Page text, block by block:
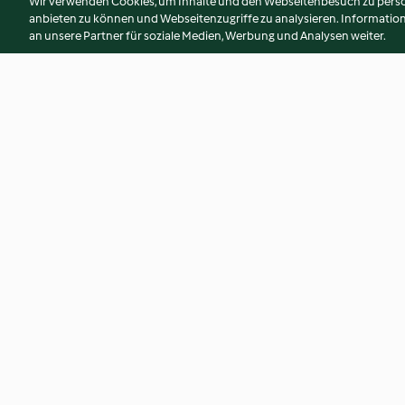
anbieten zu können und Webseitenzugriffe zu analysieren.
an unsere Partner für soziale Medien, Werbung und Analysen weiter.